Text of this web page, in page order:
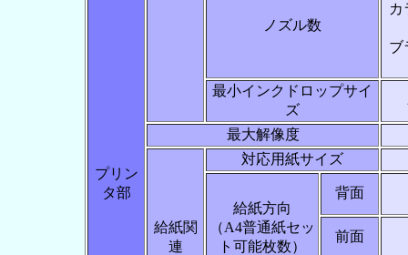
プリン
タ部
ノズル数
カ
ブ
最小インクドロップサイ
ズ
最大解像度
給紙関
連
対応用紙サイズ
給紙方向
（A4普通紙セッ
ト可能枚数）
背面
前面